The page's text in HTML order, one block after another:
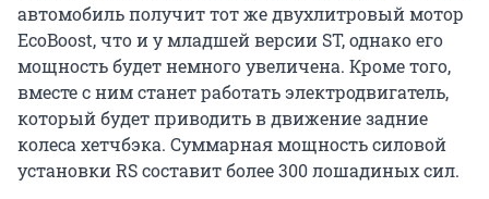
автомобиль получит тот же двухлитровый мотор
EcoBoost, что и у младшей версии ST, однако его
мощность будет немного увеличена. Кроме того,
вместе с ним станет работать электродвигатель,
который будет приводить в движение задние
колеса хетчбэка. Суммарная мощность силовой
установки RS составит более 300 лошадиных сил.